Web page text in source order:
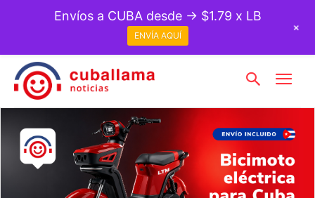
Envíos a CUBA desde → $1.79 x LB
ENVÍA AQUÍ
+